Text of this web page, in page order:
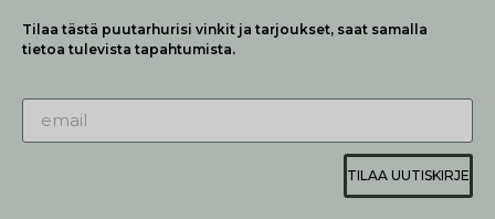
Tilaa tästä puutarhurisi vinkit ja tarjoukset, saat samalla
tietoa tulevista tapahtumista.
TILAA UUTISKIRJE